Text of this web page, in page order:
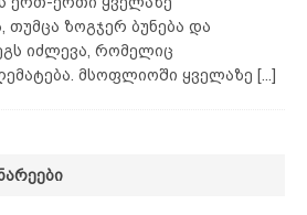
ზოგჯერ ბუნება და
იძლევა, რომელიც
მსოფლიოში ყველაზე [...]